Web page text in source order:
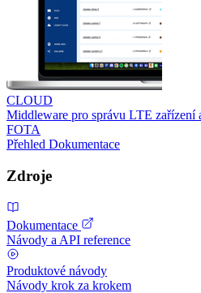
CLOUD
Middleware pro správu LTE zařízení
FOTA
Přehled Dokumentace
Zdroje
Dokumentace
Návody a API reference
Produktové návody
Návody krok za krokem